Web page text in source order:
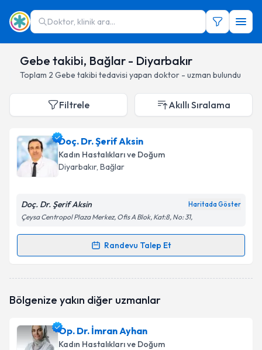
Doktor, klinik ara...
Gebe takibi, Bağlar - Diyarbakır
Toplam 2 Gebe takibi tedavisi yapan doktor - uzman bulundu
Filtrele Akıllı Sıralama
Doç. Dr. Şerif Aksin
Kadın Hastalıkları ve Doğum
Diyarbakır, Bağlar
Doç. Dr. Şerif Aksin Haritada Göster
Çeysa Centropol Plaza Merkez, Ofis A Blok, Kat:8, No: 31,
Randevu Talep Et
Randevu Takvimi Talebi
oluşturun. Size bu uzmandan randevu almanız için bir
E-posta Adresiniz
Bölgenize yakın diğer uzmanlar
Op. Dr. İmran Ayhan
Kadın Hastalıkları ve Doğum